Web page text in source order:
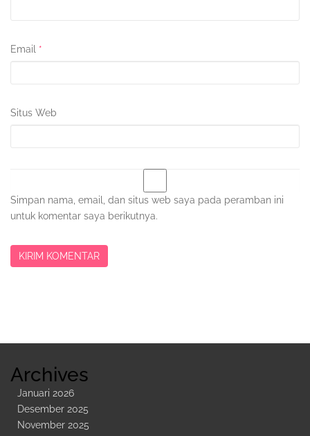
Email *
Situs Web
Simpan nama, email, dan situs web saya pada peramban ini
untuk komentar saya berikutnya.
Archives
Januari 2026
Desember 2025
November 2025